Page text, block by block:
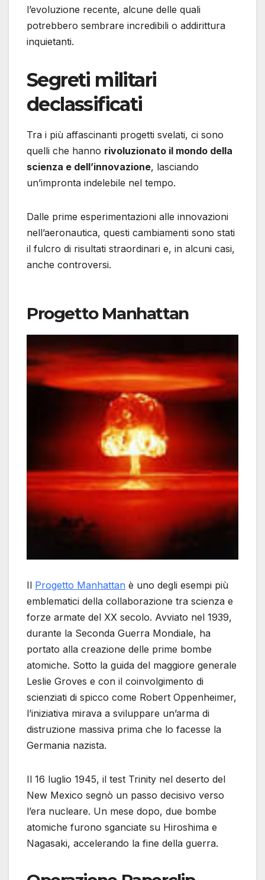
l’evoluzione recente, alcune delle quali
potrebbero sembrare incredibili o addirittura
inquietanti.
Segreti militari
declassificati
Tra i più affascinanti progetti svelati, ci sono
quelli che hanno rivoluzionato il mondo della
scienza e dell’innovazione, lasciando
un’impronta indelebile nel tempo.
Dalle prime esperimentazioni alle innovazioni
nell’aeronautica, questi cambiamenti sono stati
il fulcro di risultati straordinari e, in alcuni casi,
anche controversi.
Progetto Manhattan
Il Progetto Manhattan è uno degli esempi più
emblematici della collaborazione tra scienza e
forze armate del XX secolo. Avviato nel 1939,
durante la Seconda Guerra Mondiale, ha
portato alla creazione delle prime bombe
atomiche. Sotto la guida del maggiore generale
Leslie Groves e con il coinvolgimento di
scienziati di spicco come Robert Oppenheimer,
l’iniziativa mirava a sviluppare un’arma di
distruzione massiva prima che lo facesse la
Germania nazista.
Il 16 luglio 1945, il test Trinity nel deserto del
New Mexico segnò un passo decisivo verso
l’era nucleare. Un mese dopo, due bombe
atomiche furono sganciate su Hiroshima e
Nagasaki, accelerando la fine della guerra.